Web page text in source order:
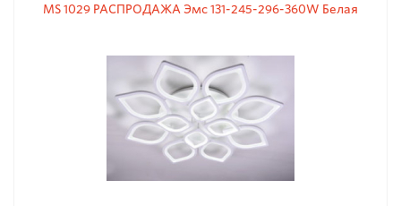
MS 1029 РАСПРОДАЖА Эмс 131-245-296-360W Белая